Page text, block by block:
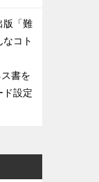
版「難
コト
書を
ド設定